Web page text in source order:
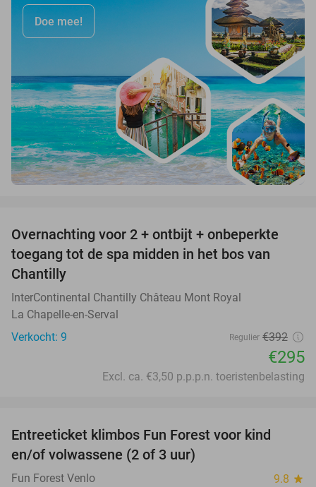
Doe mee!
25%
Overnachting voor 2 + ontbijt + onbeperkte
toegang tot de spa midden in het bos van
Chantilly
InterContinental Chantilly Château Mont Royal
La Chapelle-en-Serval
Verkocht: 9
Regulier €392
€295
Excl. ca. €3,50 p.p.p.n. toeristenbelasting
Entreeticket klimbos Fun Forest voor kind
en/of volwassene (2 of 3 uur)
Fun Forest Venlo 9.8 star